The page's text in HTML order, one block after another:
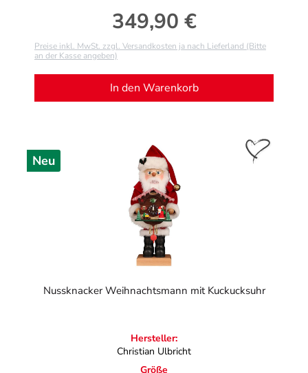
Regulärer Preis:
349,90 €
Preise inkl. MwSt. zzgl. Versandkosten ja nach Lieferland (Bitte
an der Kasse angeben)
In den Warenkorb
Neu
Nussknacker Weihnachtsmann mit Kuckucksuhr
Hersteller:
Christian Ulbricht
Größe